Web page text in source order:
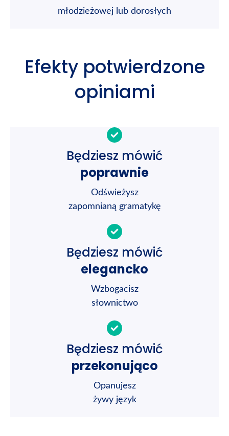
młodzieżowej lub dorosłych
Efekty potwierdzone
opiniami
Będziesz mówić
poprawnie
Odświeżysz
zapomnianą gramatykę
Będziesz mówić
elegancko
Wzbogacisz
słownictwo
Będziesz mówić
przekonująco
Opanujesz
żywy język